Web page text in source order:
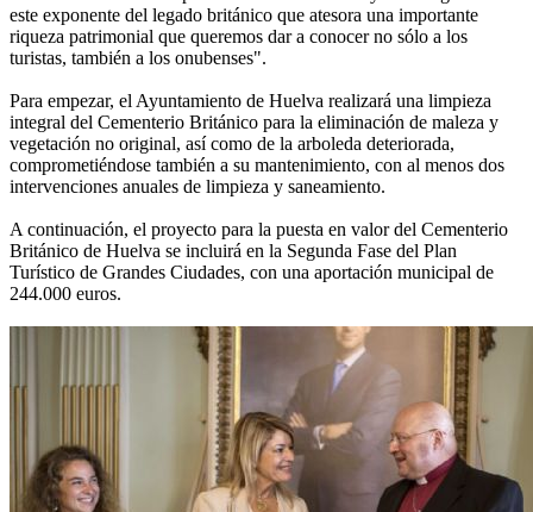
este exponente del legado británico que atesora una importante
riqueza patrimonial que queremos dar a conocer no sólo a los
turistas, también a los onubenses".
Para empezar, el Ayuntamiento de Huelva realizará una limpieza
integral del Cementerio Británico para la eliminación de maleza y
vegetación no original, así como de la arboleda deteriorada,
comprometiéndose también a su mantenimiento, con al menos dos
intervenciones anuales de limpieza y saneamiento.
A continuación, el proyecto para la puesta en valor del Cementerio
Británico de Huelva se incluirá en la Segunda Fase del Plan
Turístico de Grandes Ciudades, con una aportación municipal de
244.000 euros.